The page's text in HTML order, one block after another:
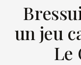
un jeu
Le